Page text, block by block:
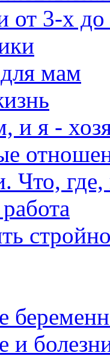
от 3-х
мам
и я -
Что, где,
и